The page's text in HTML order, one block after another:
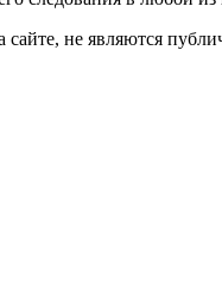
не являются